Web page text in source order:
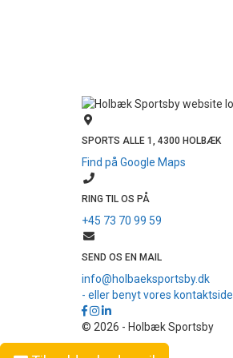
SPORTS ALLE 1, 4300 HOLBÆK
Find på Google Maps
RING TIL OS PÅ
+45 73 70 99 59
SEND OS EN MAIL
info@holbaeksportsby.dk
- eller benyt vores kontaktside
© 2026 - Holbæk Sportsby